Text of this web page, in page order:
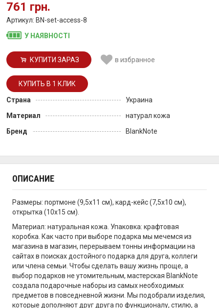
761 грн.
Артикул: BN-set-access-8
У НАЯВНОСТІ
КУПИТИ ЗАРАЗ в избранное
Страна
Украина
Материал
натурал кожа
Бренд
BlankNote
ОПИСАНИЕ
Размеры: портмоне (9,5х11 см), кард-кейс (7,5х10 см),
открытка (10х15 см).
Материал: натуральная кожа. Упаковка: крафтовая
коробка. Как часто при выборе подарка мы мечемся из
магазина в магазин, перерываем тонны информации на
сайтах в поисках достойного подарка для друга, коллеги
или члена семьи. Чтобы сделать вашу жизнь проще, а
выбор подарков не утомительным, мастерская BlankNote
создала подарочные наборы из самых необходимых
предметов в повседневной жизни. Мы подобрали изделия,
которые дополняют друг друга по функционалу, стилю, а